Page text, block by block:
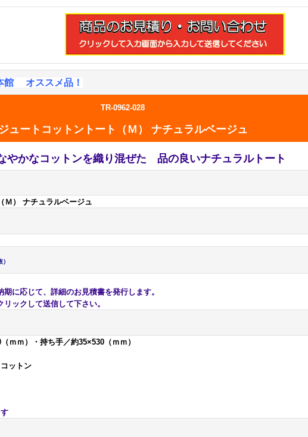
館 オススメ品！
TR-0962-028
ジュートコットントート（Ｍ） ナチュラルベージュ
やかなコットンを織り混ぜた 品の良いナチュラルトート
） ナチュラルベージュ
）
応じて、詳細のお見積書を発行します。
クして送信して下さい。
ｍｍ）・持ち手／約35×530（ｍｍ）
ットン